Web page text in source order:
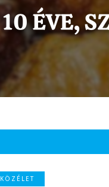
KÖZÉLET